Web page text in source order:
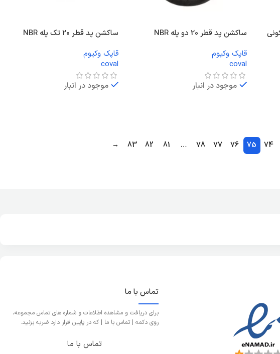
ساکشن پد قطر 20 دو پله NBR
قاپک وکیوم
coval
موجود در انبار
ساکشن پد قطر 20 تک پله NBR
قاپک وکیوم
coval
موجود در انبار
74
75
76
77
78
…
81
82
83
→
تماس با ما
برای دریافت و مشاهده اطلاعات و شماره های تماس مجموعه،
روی دکمه | تماس با ما | که در پایین قرار دارد ضربه بزنید.
تماس با ما